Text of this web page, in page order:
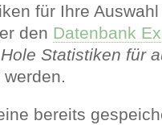
für Ihre
den Datenbank
Hole Statistiken für
bereits